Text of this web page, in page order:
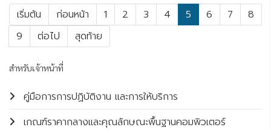
เริ่มต้น ก่อนหน้า 1 2 3 4 5 6 7
8
9
ต่อไป สุดท้าย
สำหรับเจ้าหน้าที่
คู่มือการการปฏิบัติงาน และการให้บริการ
เกณฑ์ราคากลางและคุณลักษณะพื้นฐานคอมพิวเตอร์